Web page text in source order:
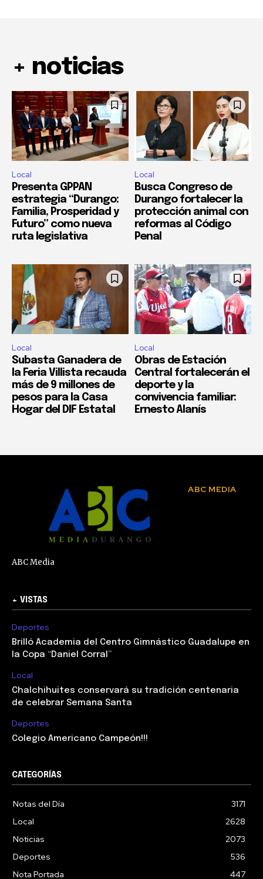
+ noticias
Local
Presenta GPPAN
estrategia “Durango:
Familia, Prosperidad y
Futuro” como nueva
ruta legislativa
Local
Busca Congreso de
Durango fortalecer la
protección animal con
reformas al Código
Penal
Local
Subasta Ganadera de
la Feria Villista recauda
más de 9 millones de
pesos para la Casa
Hogar del DIF Estatal
Local
Obras de Estación
Central fortalecerán el
deporte y la
convivencia familiar:
Ernesto Alanís
ABC MEDIA
ABC Media
+ VISTAS
Deportes
Brilló Academia del Centro Gimnástico Guadalupe en
la Copa “Daniel Corral”
Local
Chalchihuites conservará su tradición centenaria
de celebrar Semana Santa
Deportes
Colegio Americano Campeón!!!
CATEGORÍAS
Notas del Día
3171
Local
2628
Noticias
2073
Deportes
536
Nota Portada
447